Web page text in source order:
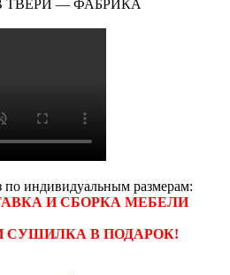
ТВЕРИ — ФАБРИКА
по индивидуальным размерам:
И СБОРКА МЕБЕЛИ
СУШИЛКА В ПОДАРОК!